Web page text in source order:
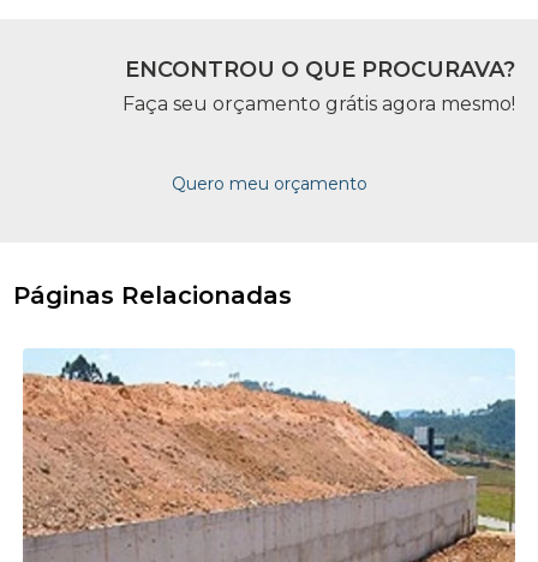
ENCONTROU O QUE PROCURAVA?
Faça seu orçamento grátis agora mesmo!
Quero meu orçamento
Páginas Relacionadas